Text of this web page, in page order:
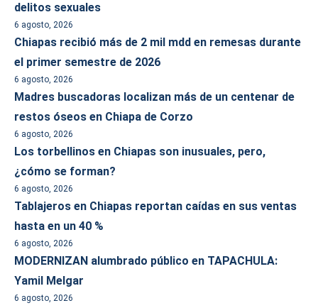
delitos sexuales
6 agosto, 2026
Chiapas recibió más de 2 mil mdd en remesas durante
el primer semestre de 2026
6 agosto, 2026
Madres buscadoras localizan más de un centenar de
restos óseos en Chiapa de Corzo
6 agosto, 2026
Los torbellinos en Chiapas son inusuales, pero,
¿cómo se forman?
6 agosto, 2026
Tablajeros en Chiapas reportan caídas en sus ventas
hasta en un 40 %
6 agosto, 2026
MODERNIZAN alumbrado público en TAPACHULA:
Yamil Melgar
6 agosto, 2026